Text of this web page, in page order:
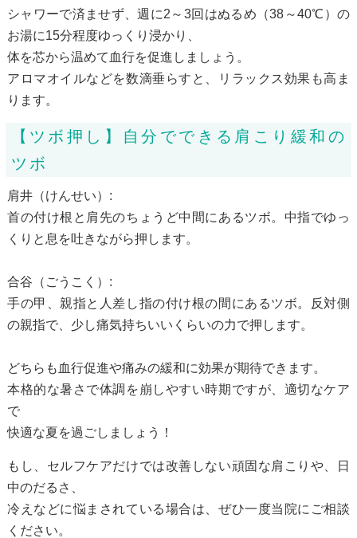
シャワーで済ませず、週に2～3回はぬるめ（38～40℃）の
お湯に15分程度ゆっくり浸かり、
体を芯から温めて血行を促進しましょう。
アロマオイルなどを数滴垂らすと、リラックス効果も高ま
ります。
【ツボ押し】自分でできる肩こり緩和の
ツボ
肩井（けんせい）:
首の付け根と肩先のちょうど中間にあるツボ。中指でゆっ
くりと息を吐きながら押します。
合谷（ごうこく）:
手の甲、親指と人差し指の付け根の間にあるツボ。反対側
の親指で、少し痛気持ちいいくらいの力で押します。
どちらも血行促進や痛みの緩和に効果が期待できます。
本格的な暑さで体調を崩しやすい時期ですが、適切なケア
で
快適な夏を過ごしましょう！
もし、セルフケアだけでは改善しない頑固な肩こりや、日
中のだるさ、
冷えなどに悩まされている場合は、ぜひ一度当院にご相談
ください。